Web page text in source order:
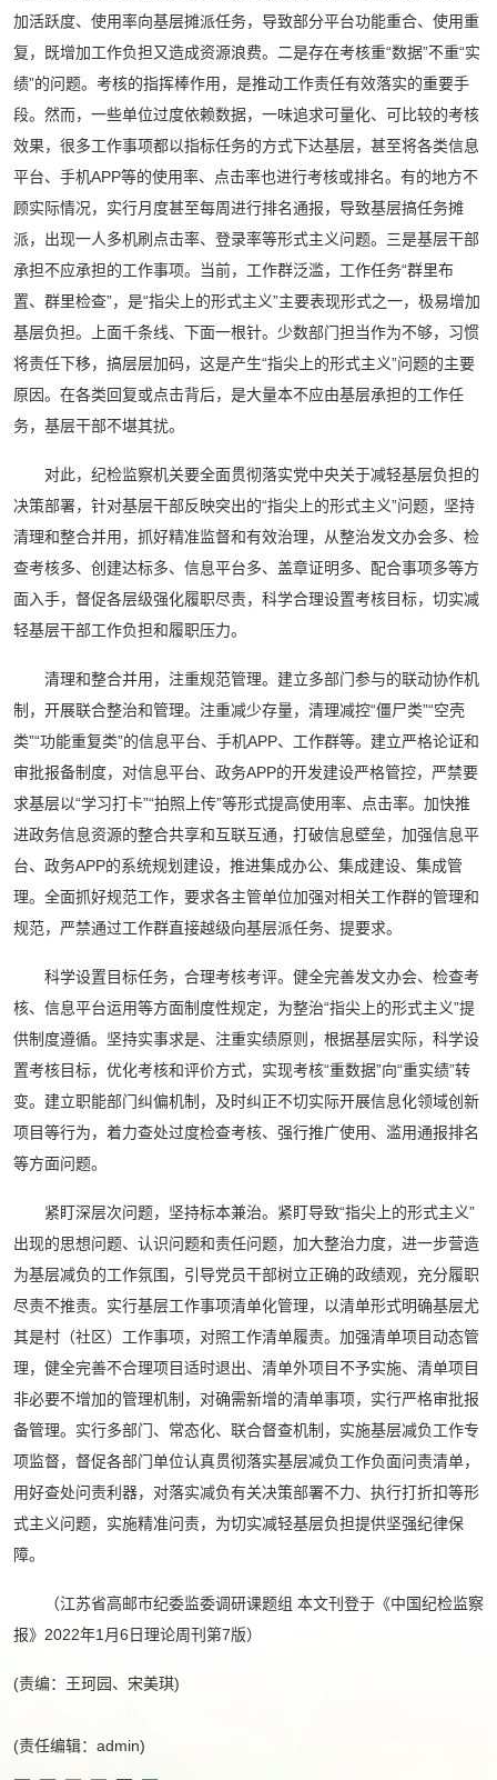
加活跃度、使用率向基层摊派任务，导致部分平台功能重合、使用重
复，既增加工作负担又造成资源浪费。二是存在考核重“数据”不重“实
绩”的问题。考核的指挥棒作用，是推动工作责任有效落实的重要手
段。然而，一些单位过度依赖数据，一味追求可量化、可比较的考核
效果，很多工作事项都以指标任务的方式下达基层，甚至将各类信息
平台、手机APP等的使用率、点击率也进行考核或排名。有的地方不
顾实际情况，实行月度甚至每周进行排名通报，导致基层搞任务摊
派，出现一人多机刷点击率、登录率等形式主义问题。三是基层干部
承担不应承担的工作事项。当前，工作群泛滥，工作任务“群里布
置、群里检查”，是“指尖上的形式主义”主要表现形式之一，极易增加
基层负担。上面千条线、下面一根针。少数部门担当作为不够，习惯
将责任下移，搞层层加码，这是产生“指尖上的形式主义”问题的主要
原因。在各类回复或点击背后，是大量本不应由基层承担的工作任
务，基层干部不堪其扰。
对此，纪检监察机关要全面贯彻落实党中央关于减轻基层负担的
决策部署，针对基层干部反映突出的“指尖上的形式主义”问题，坚持
清理和整合并用，抓好精准监督和有效治理，从整治发文办会多、检
查考核多、创建达标多、信息平台多、盖章证明多、配合事项多等方
面入手，督促各层级强化履职尽责，科学合理设置考核目标，切实减
轻基层干部工作负担和履职压力。
清理和整合并用，注重规范管理。建立多部门参与的联动协作机
制，开展联合整治和管理。注重减少存量，清理减控“僵尸类”“空壳
类”“功能重复类”的信息平台、手机APP、工作群等。建立严格论证和
审批报备制度，对信息平台、政务APP的开发建设严格管控，严禁要
求基层以“学习打卡”“拍照上传”等形式提高使用率、点击率。加快推
进政务信息资源的整合共享和互联互通，打破信息壁垒，加强信息平
台、政务APP的系统规划建设，推进集成办公、集成建设、集成管
理。全面抓好规范工作，要求各主管单位加强对相关工作群的管理和
规范，严禁通过工作群直接越级向基层派任务、提要求。
科学设置目标任务，合理考核考评。健全完善发文办会、检查考
核、信息平台运用等方面制度性规定，为整治“指尖上的形式主义”提
供制度遵循。坚持实事求是、注重实绩原则，根据基层实际，科学设
置考核目标，优化考核和评价方式，实现考核“重数据”向“重实绩”转
变。建立职能部门纠偏机制，及时纠正不切实际开展信息化领域创新
项目等行为，着力查处过度检查考核、强行推广使用、滥用通报排名
等方面问题。
紧盯深层次问题，坚持标本兼治。紧盯导致“指尖上的形式主义”
出现的思想问题、认识问题和责任问题，加大整治力度，进一步营造
为基层减负的工作氛围，引导党员干部树立正确的政绩观，充分履职
尽责不推责。实行基层工作事项清单化管理，以清单形式明确基层尤
其是村（社区）工作事项，对照工作清单履责。加强清单项目动态管
理，健全完善不合理项目适时退出、清单外项目不予实施、清单项目
非必要不增加的管理机制，对确需新增的清单事项，实行严格审批报
备管理。实行多部门、常态化、联合督查机制，实施基层减负工作专
项监督，督促各部门单位认真贯彻落实基层减负工作负面问责清单，
用好查处问责利器，对落实减负有关决策部署不力、执行打折扣等形
式主义问题，实施精准问责，为切实减轻基层负担提供坚强纪律保
障。
（江苏省高邮市纪委监委调研课题组 本文刊登于《中国纪检监察
报》2022年1月6日理论周刊第7版）
(责编：王珂园、宋美琪)
(责任编辑：admin)